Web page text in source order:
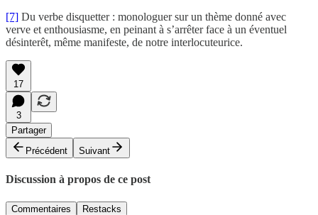
[7] Du verbe disquetter : monologuer sur un thème donné avec
verve et enthousiasme, en peinant à s’arrêter face à un éventuel
désinterêt, même manifeste, de notre interlocuteurice.
17
3
Partager
Précédent
Suivant
Discussion à propos de ce post
Commentaires Restacks